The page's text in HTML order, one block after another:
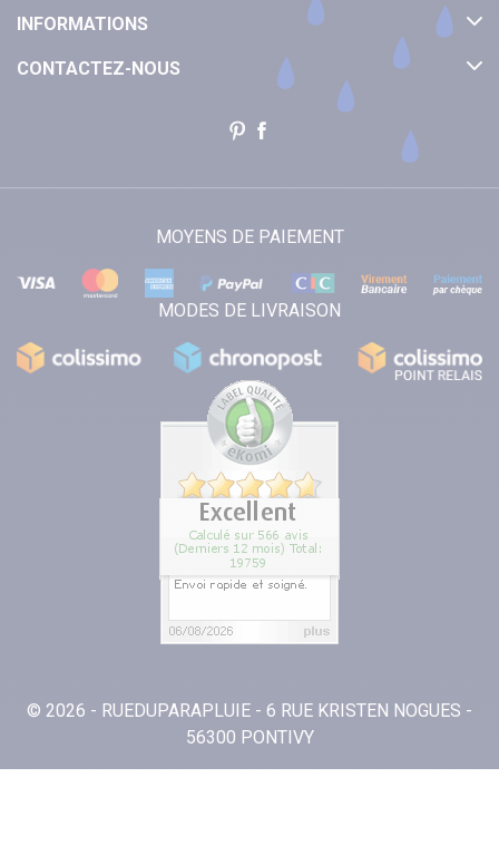
INFORMATIONS
CONTACTEZ-NOUS
MOYENS DE PAIEMENT
MODES DE LIVRAISON
© 2026 - RUEDUPARAPLUIE - 6 RUE KRISTEN NOGUES -
56300 PONTIVY